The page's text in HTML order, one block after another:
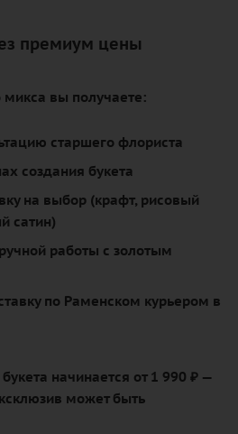
премиум цены
микса вы получаете:
старшего флориста
создания букета
на выбор (крафт, рисовый
сатин)
работы с золотым
по Раменском курьером в
начинается от 1 990 ₽ —
может быть